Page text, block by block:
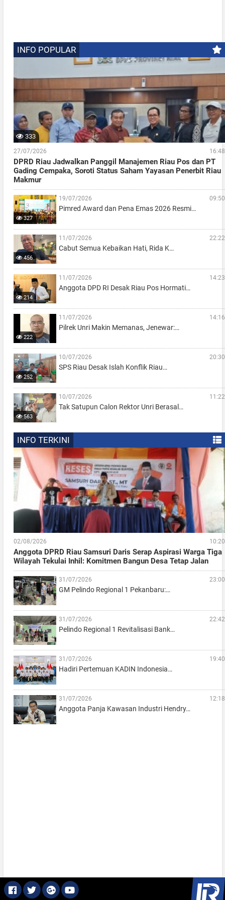
INFO POPULAR
333
27/07/2026 16:48
DPRD Riau Jadwalkan Panggil Manajemen Riau Pos dan PT
Gading Cempaka, Soroti Status Saham Yayasan Penerbit Riau
Makmur
327
19/07/2026 09:50
Pimred Award dan Pena Emas 2026 Resmi…
456
11/07/2026 22:22
Cabut Semua Kebaikan Hati, Rida K…
214
11/07/2026 14:23
Anggota DPD RI Desak Riau Pos Hormati…
222
11/07/2026 14:16
Pilrek Unri Makin Memanas, Jenewar:…
252
10/07/2026 20:30
SPS Riau Desak Islah Konflik Riau…
563
10/07/2026 11:22
Tak Satupun Calon Rektor Unri Berasal…
INFO TERKINI
02/08/2026 10:20
Anggota DPRD Riau Samsuri Daris Serap Aspirasi Warga Tiga
Wilayah Tekulai Inhil: Komitmen Bangun Desa Tetap Jalan
31/07/2026 23:00
GM Pelindo Regional 1 Pekanbaru:…
31/07/2026 22:42
Pelindo Regional 1 Revitalisasi Bank…
31/07/2026 19:40
Hadiri Pertemuan KADIN Indonesia…
31/07/2026 12:18
Anggota Panja Kawasan Industri Hendry…